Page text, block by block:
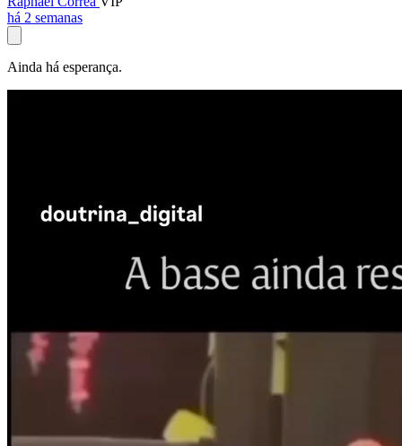
há 2 semanas
Ainda há esperança.